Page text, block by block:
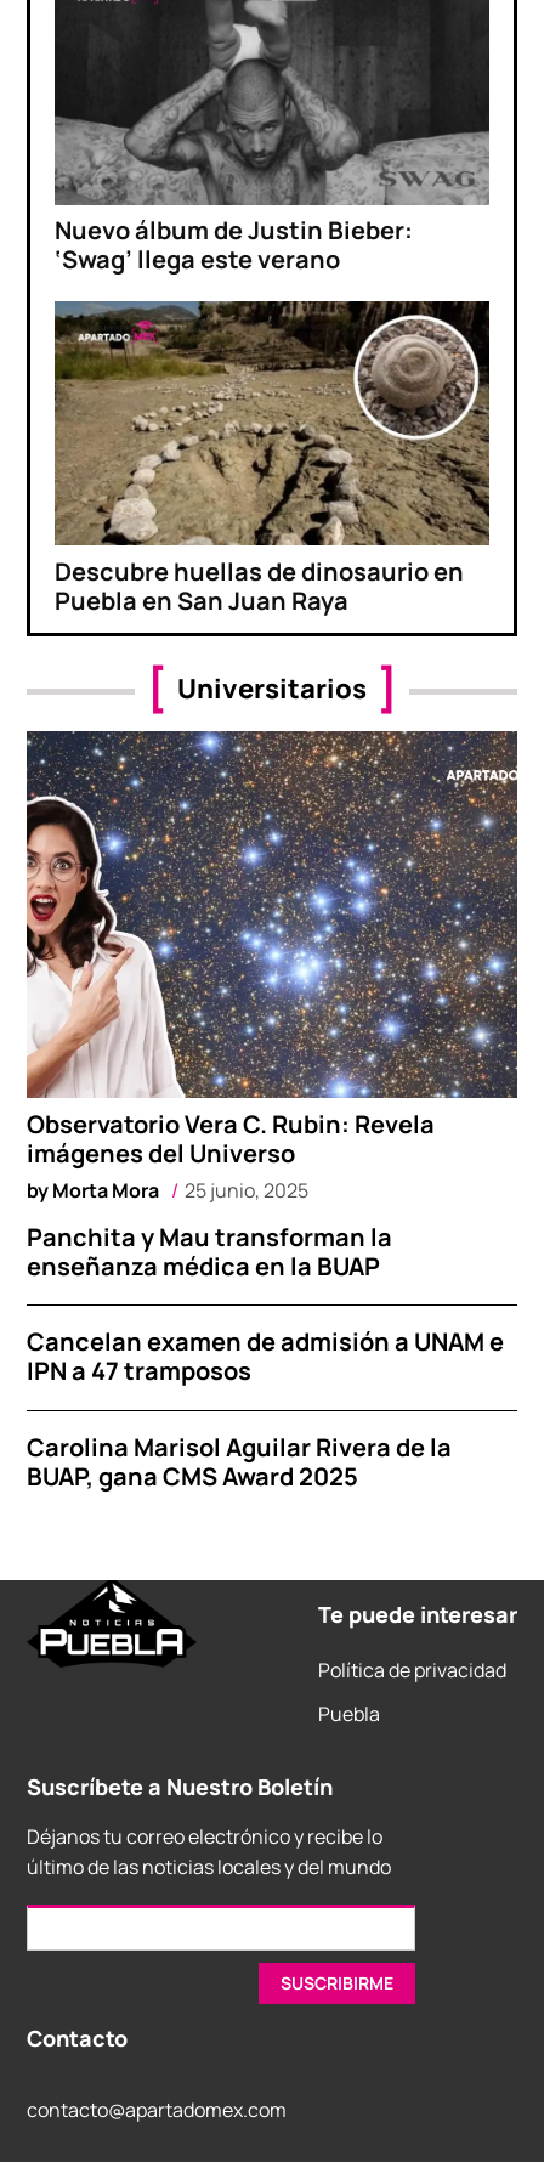
Nuevo álbum de Justin Bieber:
‘Swag’ llega este verano
Descubre huellas de dinosaurio en
Puebla en San Juan Raya
Universitarios
Observatorio Vera C. Rubin: Revela
imágenes del Universo
byMorta Mora 25 junio, 2025
Panchita y Mau transforman la
enseñanza médica en la BUAP
Cancelan examen de admisión a UNAM e
IPN a 47 tramposos
Carolina Marisol Aguilar Rivera de la
BUAP, gana CMS Award 2025
Te puede interesar
Política de privacidad
Puebla
Suscríbete a Nuestro Boletín
Déjanos tu correo electrónico y recibe lo
último de las noticias locales y del mundo
Contacto
contacto@apartadomex.com